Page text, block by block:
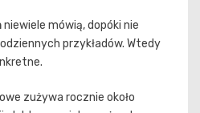
niewiele mówią, dopóki nie
przykładów. Wtedy
zużywa rocznie około